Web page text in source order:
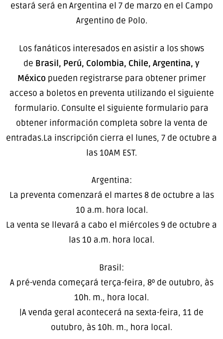
estará será en Argentina el 7 de marzo en el Campo
Argentino de Polo.
Los fanáticos interesados​​ en asistir a los shows
de Brasil, Perú, Colombia, Chile, Argentina, y
México pueden registrarse para obtener primer
acceso a boletos en preventa utilizando el siguiente
formulario. Consulte el siguiente formulario para
obtener información completa sobre la venta de
entradas.La inscripción cierra el lunes, 7 de octubre a
las 10AM EST.
Argentina:
La preventa comenzará el martes 8 de octubre a las
10 a.m. hora local.
La venta se llevará a cabo el miércoles 9 de octubre a
las 10 a.m. hora local.
Brasil:
A pré-venda começará terça-feira, 8º de outubro, às
10h. m., hora local.
|A venda geral acontecerá na sexta-feira, 11 de
outubro, às 10h. m., hora local.